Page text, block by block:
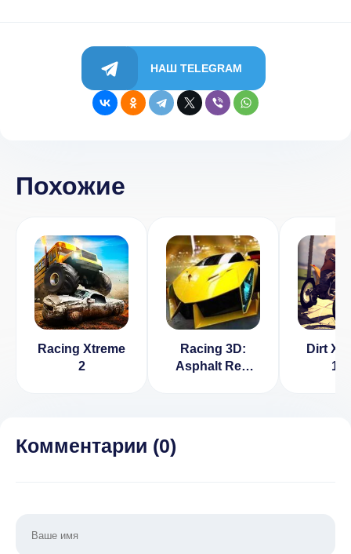
НАШ TELEGRAM
Похожие
Racing Xtreme
2
Racing 3D:
Asphalt Real
Dirt
Комментарии (0)